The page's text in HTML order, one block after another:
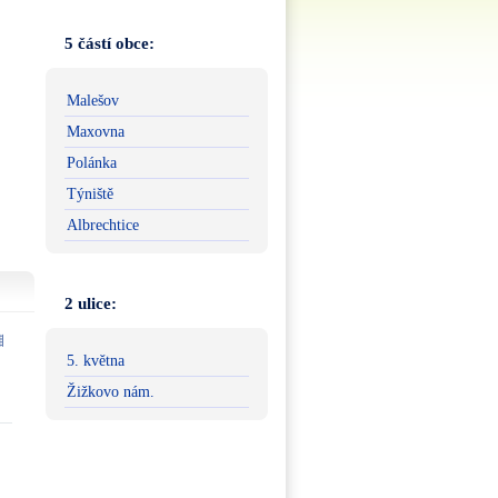
5 částí obce:
Malešov
Maxovna
Polánka
Týniště
Albrechtice
2 ulice:
5. května
Žižkovo nám.